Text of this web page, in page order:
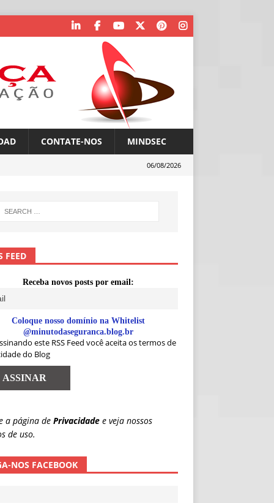
CONTATE-NOS MINDSEC
06/08/2026
FEED
Receba novos posts por email:
Coloque nosso domínio na Whitelist
@minutodaseguranca.blog.br
este RSS Feed você aceita os termos de
do Blog
a página de Privacidade e veja nossos
de uso.
NOS FACEBOOK